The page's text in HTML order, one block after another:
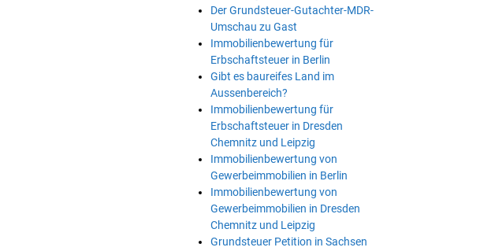
Der Grundsteuer-Gutachter-MDR-
Umschau zu Gast
Immobilienbewertung für
Erbschaftsteuer in Berlin
Gibt es baureifes Land im
Aussenbereich?
Immobilienbewertung für
Erbschaftsteuer in Dresden
Chemnitz und Leipzig
Immobilienbewertung von
Gewerbeimmobilien in Berlin
Immobilienbewertung von
Gewerbeimmobilien in Dresden
Chemnitz und Leipzig
Grundsteuer Petition in Sachsen